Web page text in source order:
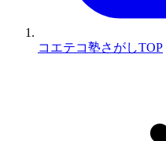
コエテコ塾さがしTOP